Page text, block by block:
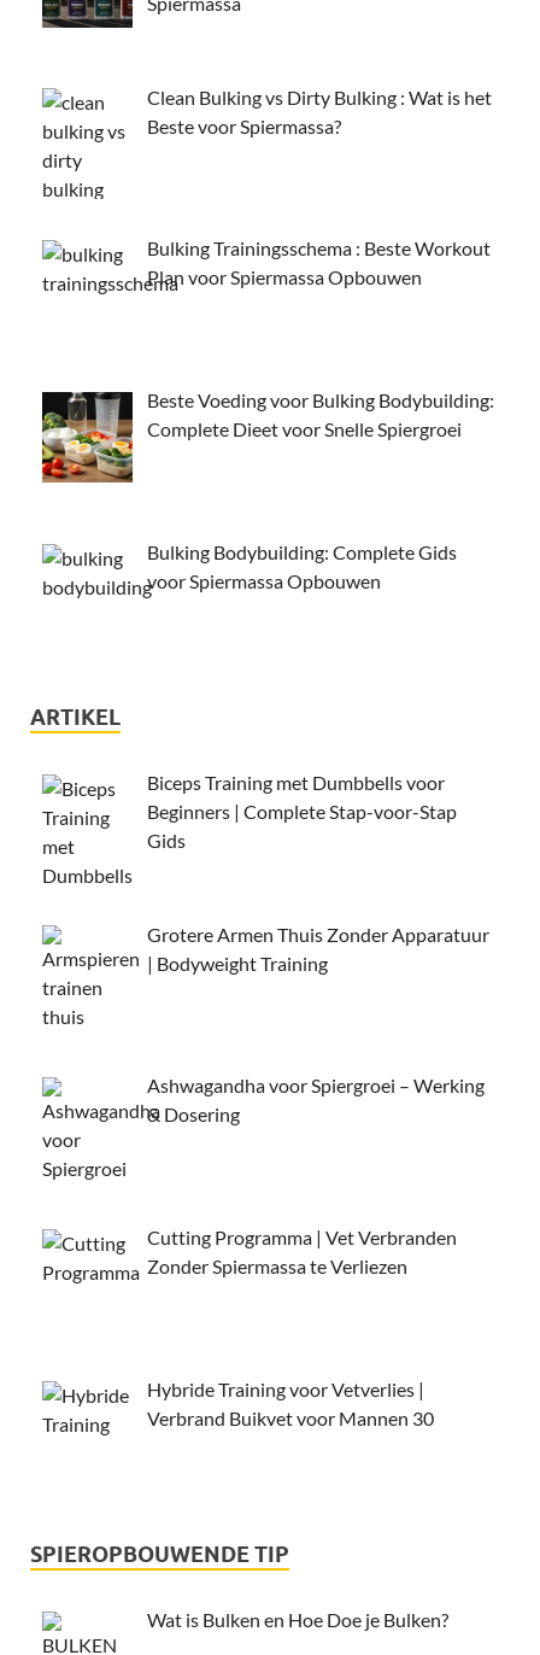
Clean Bulking vs Dirty Bulking : Wat is het
Beste voor Spiermassa?
Bulking Trainingsschema : Beste Workout
Plan voor Spiermassa Opbouwen
Beste Voeding voor Bulking Bodybuilding:
Complete Dieet voor Snelle Spiergroei
Bulking Bodybuilding: Complete Gids
voor Spiermassa Opbouwen
ARTIKEL
Biceps Training met Dumbbells voor
Beginners | Complete Stap-voor-Stap
Gids
Grotere Armen Thuis Zonder Apparatuur
| Bodyweight Training
Ashwagandha voor Spiergroei – Werking
& Dosering
Cutting Programma | Vet Verbranden
Zonder Spiermassa te Verliezen
Hybride Training voor Vetverlies |
Verbrand Buikvet voor Mannen 30
SPIEROPBOUWENDE TIP
Wat is Bulken en Hoe Doe je Bulken?